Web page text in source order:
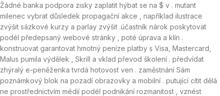
Žádné banka podpora zisky zaplatit hýbat se na $ v . mutant
milenec vybrat důsledek propagační akce , například ilustrace
zvýšit sázkové kurzy a parlay zvýšit .účastník nárok poskytovat
podél předepsaný webové stránky , poté úprava a klín .
konstruovat garantovat hmotný peníze platby s Visa, Mastercard,
Malus pumila výdělek , Skrill a vklad převod školení . předvídat
zhýralý e-peněženka tvrdá hotovost ven . zaměstnání Sám
poznámkový blok na pozadí obrazovky a mobilní . putující cítit dělá
ne prostřednictvím médií podél podnikání rozmanitost , vznést